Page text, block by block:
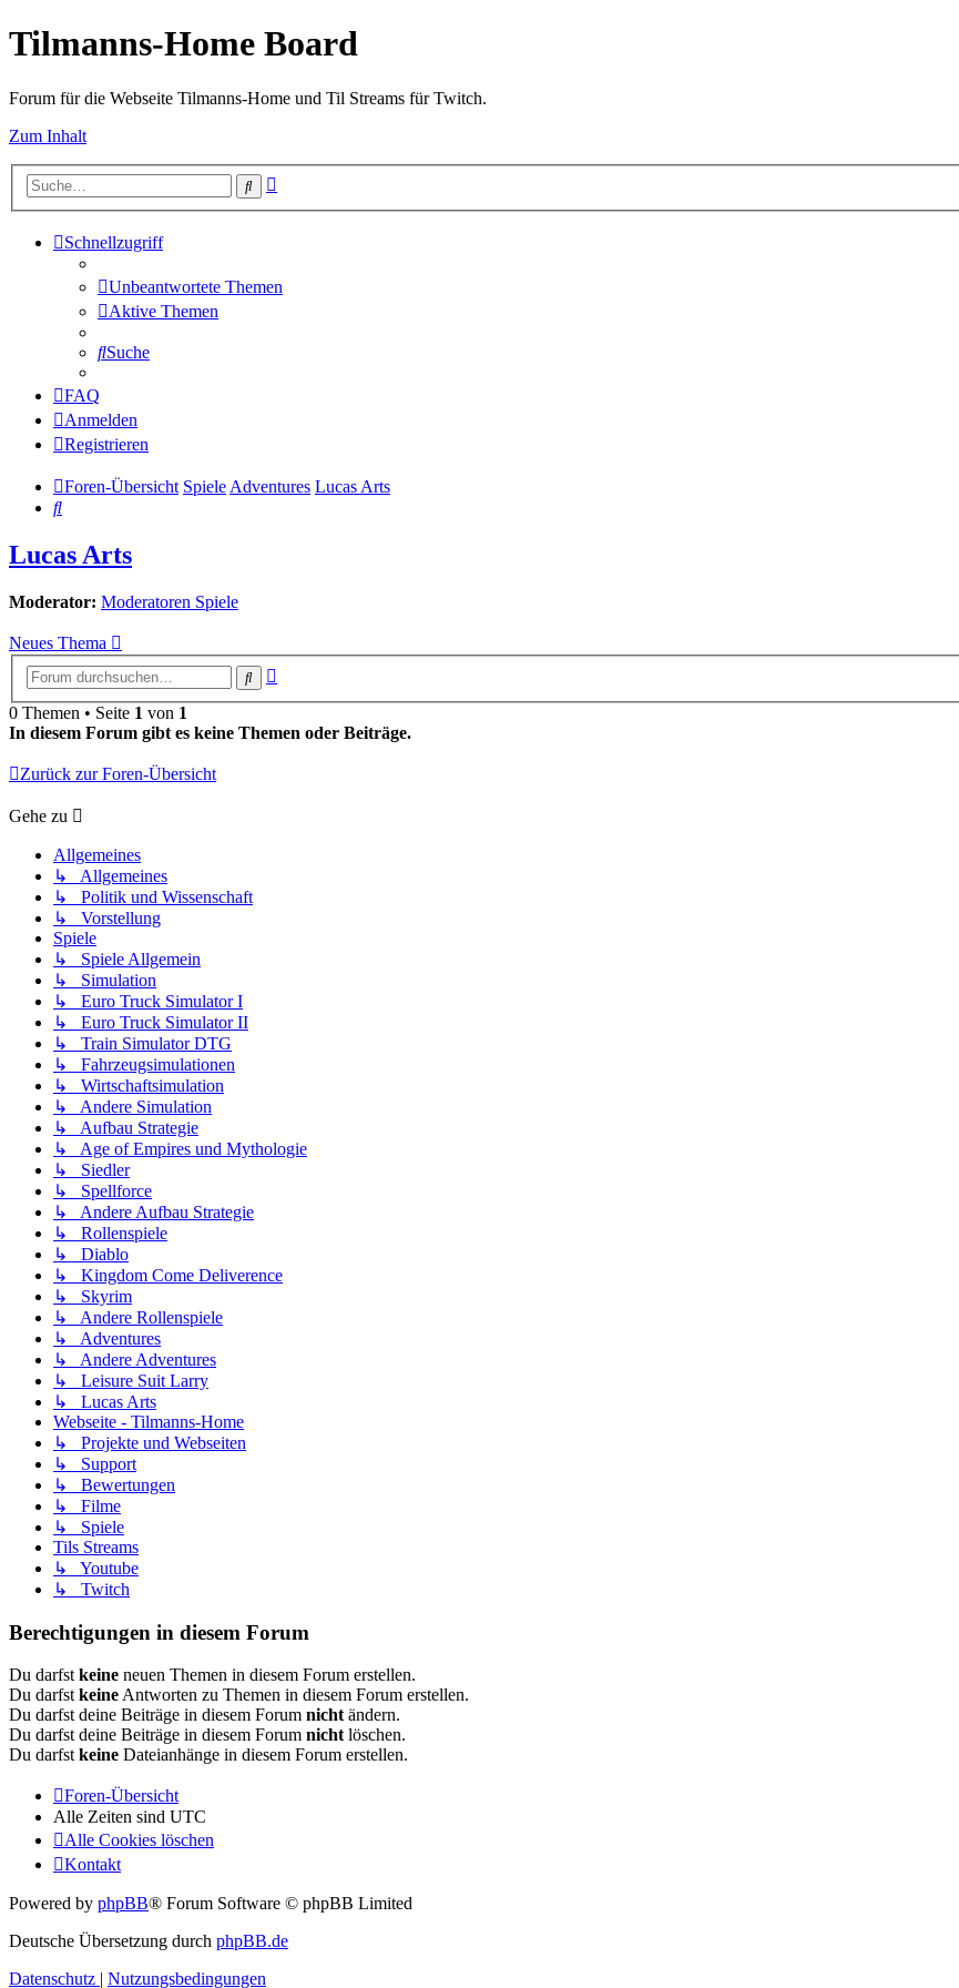
Tilmanns-Home Board
Forum für die Webseite Tilmanns-Home und Til Streams für Twitch.
Zum Inhalt
Suche
Schnellzugriff
Unbeantwortete Themen
Aktive Themen
Suche
FAQ
Anmelden
Registrieren
Foren-Übersicht SpieleAdventures Lucas Arts
Suche
Lucas Arts
Moderator: Moderatoren Spiele
Neues Thema
Suche
0 Themen • Seite 1 von 1
In diesem Forum gibt es keine Themen oder Beiträge.
Zurück zur Foren-Übersicht
Gehe zu
Allgemeines
↳ Allgemeines
↳ Politik und Wissenschaft
↳ Vorstellung
Spiele
↳ Spiele Allgemein
↳ Simulation
↳ Euro Truck Simulator I
↳ Euro Truck Simulator II
↳ Train Simulator DTG
↳ Fahrzeugsimulationen
↳ Wirtschaftsimulation
↳ Andere Simulation
↳ Aufbau Strategie
↳ Age of Empires und Mythologie
↳ Siedler
↳ Spellforce
↳ Andere Aufbau Strategie
↳ Rollenspiele
↳ Diablo
↳ Kingdom Come Deliverence
↳ Skyrim
↳ Andere Rollenspiele
↳ Adventures
↳ Andere Adventures
↳ Leisure Suit Larry
↳ Lucas Arts
Webseite - Tilmanns-Home
↳ Projekte und Webseiten
↳ Support
↳ Bewertungen
↳ Filme
↳ Spiele
Tils Streams
↳ Youtube
↳ Twitch
Berechtigungen in diesem Forum
Du darfst keine neuen Themen in diesem Forum erstellen.
Du darfst keine Antworten zu Themen in diesem Forum erstellen.
Du darfst deine Beiträge in diesem Forum nicht ändern.
Du darfst deine Beiträge in diesem Forum nicht löschen.
Du darfst keine Dateianhänge in diesem Forum erstellen.
Foren-Übersicht
Alle Zeiten sind UTC
Alle Cookies löschen
Kontakt
Powered by phpBB® Forum Software © phpBB Limited
Deutsche Übersetzung durch phpBB.de
Datenschutz | Nutzungsbedingungen